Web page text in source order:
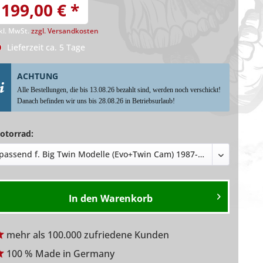
199,00 € *
MwSt. zzgl. Versandkosten
Lieferzeit ca. 5 Tage
ACHTUNG
Alle Bestellungen, die bis 13.08.26 bezahlt sind, werden noch verschickt!
Danach befinden wir uns bis 28.08.26 in Betriebsurlaub!
In den Warenkorb
mehr als 100.000 zufriedene Kunden
100 % Made in Germany